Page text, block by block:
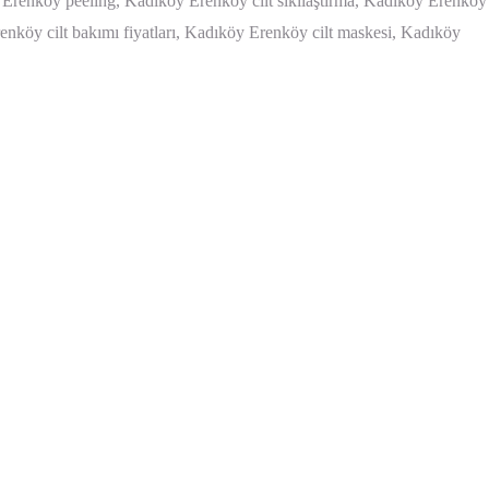
cilt bakımı fiyatları, Kadıköy Erenköy cilt maskesi, Kadıköy